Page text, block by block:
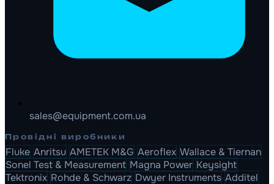
sales@equipment.com.ua
Провідні виробники
Fluke Anritsu AMETEK M&G Aeroflex Wallace & Tiernan
Sonel Test & Measurement Magna Power Keysight
Tektronix Rohde & Schwarz Dwyer Instruments Additel